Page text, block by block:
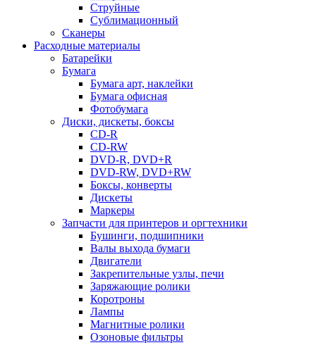
Струйные
Сублимационный
Сканеры
Расходные материалы
Батарейки
Бумага
Бумага арт, наклейки
Бумага офисная
Фотобумага
Диски, дискеты, боксы
CD-R
CD-RW
DVD-R, DVD+R
DVD-RW, DVD+RW
Боксы, конверты
Дискеты
Маркеры
Запчасти для принтеров и оргтехники
Бушинги, подшипники
Валы выхода бумаги
Двигатели
Закрепительные узлы, печи
Заряжающие ролики
Коротроны
Лампы
Магнитные ролики
Озоновые фильтры